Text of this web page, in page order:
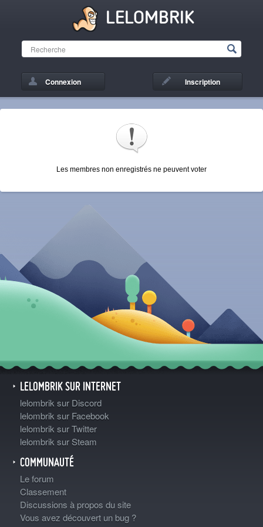
LELOMBRIK
Connexion Inscription
Les membres non enregistrés ne peuvent voter
LELOMBRIK SUR INTERNET
lelombrik sur Discord
lelombrik sur Facebook
lelombrik sur Twitter
lelombrik sur Steam
COMMUNAUTÉ
Le forum
Classement
Discussions à propos du site
Vous avez découvert un bug ?